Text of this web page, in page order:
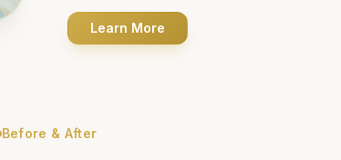
Learn More
Before & After